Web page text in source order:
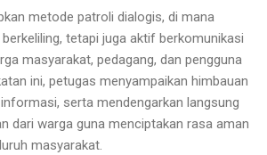
metode patroli dialogis, di mana
tetapi juga aktif berkomunikasi
masyarakat, pedagang, dan pengguna
ini, petugas menyampaikan himbauan
serta mendengarkan langsung
dari warga guna menciptakan rasa aman
masyarakat.